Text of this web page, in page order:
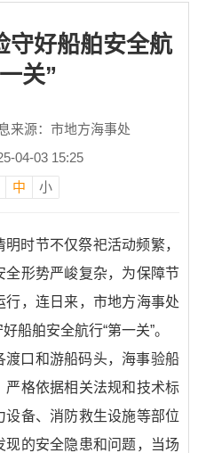
守好船舶安全航
关”
来源：市地方海事处
04-03 15:25
中 小
时节不仅祭祀活动频繁，
全形势严峻复杂，为保障节
行，连日来，市地方海事处
船舶安全航行“第一关”。
渡口和游船码头，海事验船
严格依据相关法规和技术标
备、消防救生设施等部位
的安全隐患和问题，当场